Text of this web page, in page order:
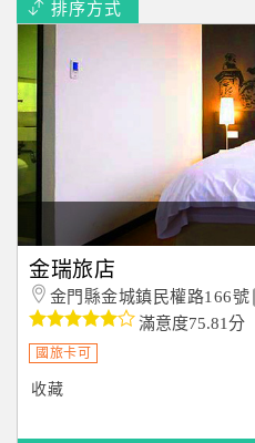
鳥藝古厝民宿(寵物友善)
金門美食之旅~二人住宿
1800元起
Solis Hotel金金禮寓
古色古香金門之旅~二人成
行2880元
排序方式
金瑞旅店
金門縣金城鎮民權路166號
滿意度75.81分
國旅卡可
收藏